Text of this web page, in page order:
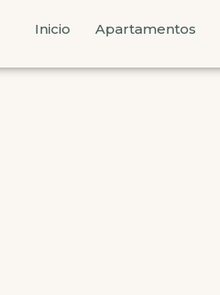
Inicio Apartamentos